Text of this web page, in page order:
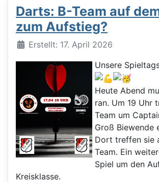
Darts: B-Team auf
zum Aufstieg?
DetailsErstellt: 17. April 2026
Unsere
Heute Abend
ran. Um 19 Uhr
Team um
Groß Biewende
Dort treffen sie
Team. Ein
Spiel um den
Kreisklasse.